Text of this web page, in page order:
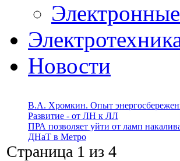
Новости
В.А. Хромкин. Oпыт
Развитие - от ЛН к ЛЛ
ПРА позволяет уйти от ламп
ДНаТ в Метро
Страница 1 из 4